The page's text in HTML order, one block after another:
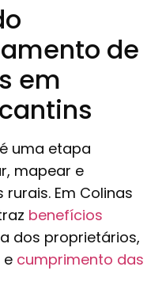
de
em
uma etapa
mapear e
Em Colinas
benefícios
dos proprietários,
e cumprimento das